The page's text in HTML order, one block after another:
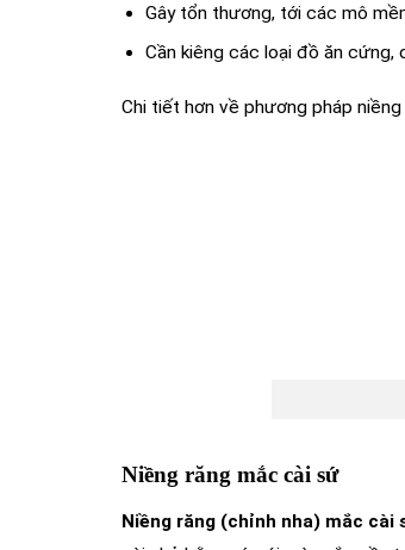
Gây tổn thương, tới các mô
Cần kiêng các loại đồ ăn cứng,
Chi tiết hơn về phương pháp
Niềng răng mắc cài sứ
Niềng răng (chỉnh nha) mắc cài